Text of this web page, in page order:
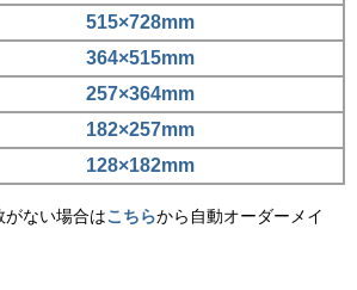
515×728mm
364×515mm
257×364mm
182×257mm
128×182mm
がない場合はこちらから自動オーダーメイ